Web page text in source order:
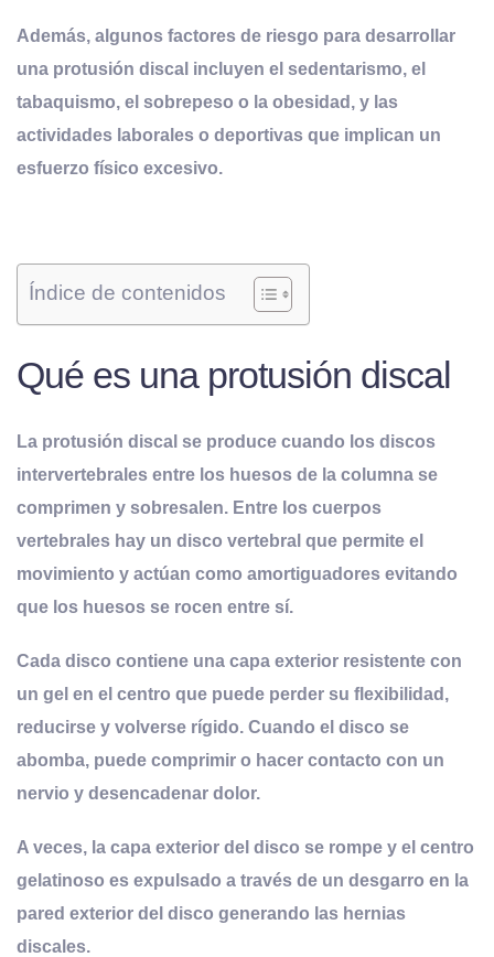
Además, algunos factores de riesgo para desarrollar
una protusión discal incluyen el sedentarismo, el
tabaquismo, el sobrepeso o la obesidad, y las
actividades laborales o deportivas que implican un
esfuerzo físico excesivo.
Índice de contenidos
Qué es una protusión discal
La protusión discal se produce cuando los discos
intervertebrales entre los huesos de la columna se
comprimen y sobresalen. Entre los cuerpos
vertebrales hay un disco vertebral que permite el
movimiento y actúan como amortiguadores evitando
que los huesos se rocen entre sí.
Cada disco contiene una capa exterior resistente con
un gel en el centro que puede perder su flexibilidad,
reducirse y volverse rígido. Cuando el disco se
abomba, puede comprimir o hacer contacto con un
nervio y desencadenar dolor.
A veces, la capa exterior del disco se rompe y el centro
gelatinoso es expulsado a través de un desgarro en la
pared exterior del disco generando las hernias
discales.